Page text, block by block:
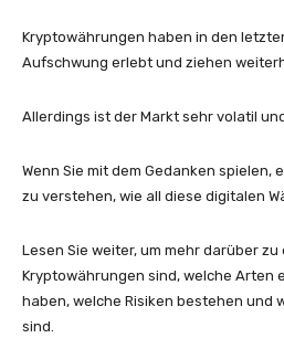
Kryptowährungen haben in den
Aufschwung erlebt und ziehen
Allerdings ist der Markt sehr volatil
Wenn Sie mit dem Gedanken spielen,
zu verstehen, wie all diese digitalen
Lesen Sie weiter, um mehr darüber
Kryptowährungen sind, welche Arten
haben, welche Risiken bestehen und
sind.